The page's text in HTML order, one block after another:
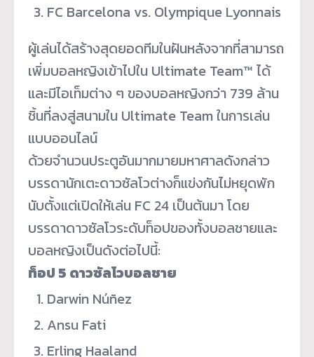
FC Barcelona vs. Olympique Lyonnais
ผู้เล่นได้สร้างสุดยอดทีมในฝันหลังจากที่สามารถ
เพิ่มบอลหญิงเข้าไปใน Ultimate Team™ ได้
และมีไอเท็มต่าง ๆ ของบอลหญิงกว่า 739 ล้าน
ชิ้นที่ลงสู่สนามใน Ultimate Team ในการเล่น
แบบออนไลน์
ด้วยจำนวนประตูอันมากมายมหาศาลดังกล่าว
บรรดานักเตะดาวซัลโวต่างก็แข่งกันไม่หยุดพัก
นับตั้งแต่เปิดให้เล่น FC 24 เป็นต้นมา โดย
บรรดาดาวซัลโวระดับท็อปของทั้งบอลชายและ
บอลหญิงเป็นดังต่อไปนี้:
ท็อป 5 ดาวซัลโวบอลชาย
Darwin Núñez
Ansu Fati
Erling Haaland